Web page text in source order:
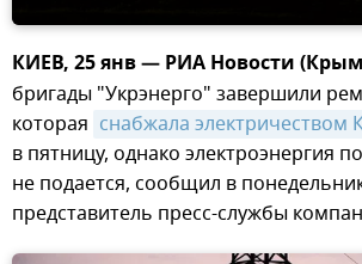
КИЕВ, 25 янв — РИА Новости
бригады "Укрэнерго" завершили
которая снабжала электричеством
в пятницу, однако электроэнергия
не подается, сообщил в
представитель пресс-службы